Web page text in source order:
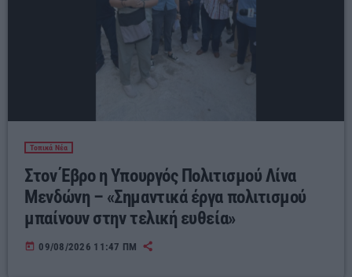
Τοπικά Νέα
Στον Έβρο η Υπουργός Πολιτισμού Λίνα
Μενδώνη – «Σημαντικά έργα πολιτισμού
μπαίνουν στην τελική ευθεία»
today 09/08/2026 11:47 ΠΜ